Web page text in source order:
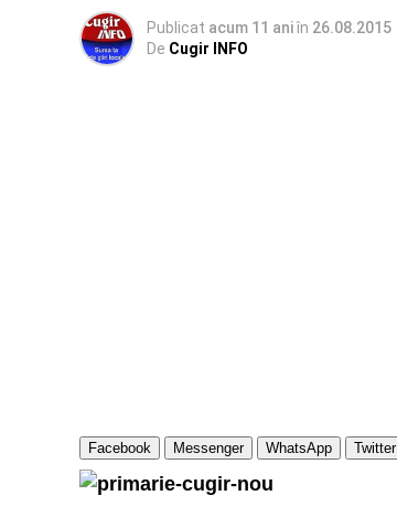
Publicat acum 11 aniîn 26.08.2015
De Cugir INFO
Facebook Messenger WhatsApp Twitter